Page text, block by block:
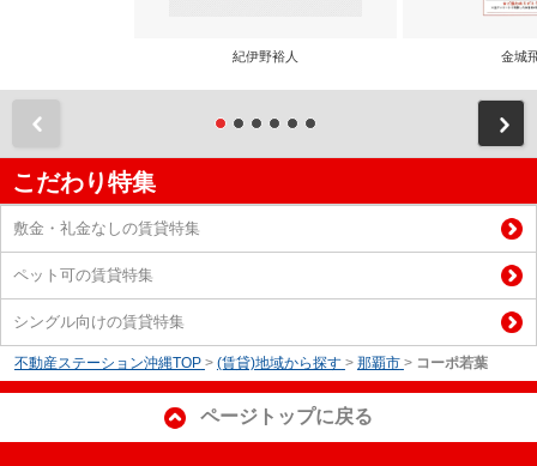
紀伊野裕人 金城
こだわり特集
敷金・礼金なしの賃貸特集
ペット可の賃貸特集
シングル向けの賃貸特集
不動産ステーション沖縄TOP > (賃貸)地域から探す > 那覇市 > コーポ若葉
ページトップに戻る